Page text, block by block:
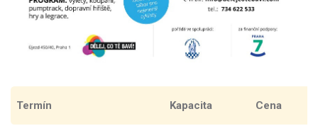
Termín Kapacita Cena